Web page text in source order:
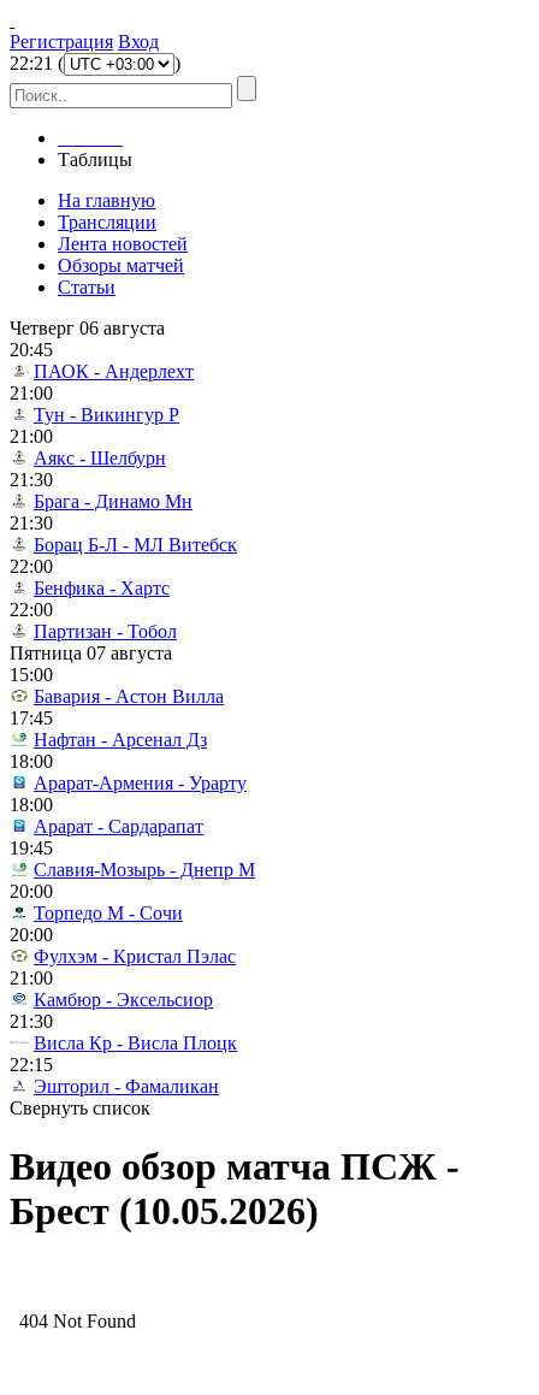
Регистрация Вход
22:21 ( )
Таблицы
На главную
Трансляции
Лента новостей
Обзоры матчей
Статьи
Четверг 06 августа
20:45
ПАОК - Андерлехт
21:00
Тун - Викингур Р
21:00
Аякс - Шелбурн
21:30
Брага - Динамо Мн
21:30
Борац Б-Л - МЛ Витебск
22:00
Бенфика - Хартс
22:00
Партизан - Тобол
Пятница 07 августа
15:00
Бавария - Астон Вилла
17:45
Нафтан - Арсенал Дз
18:00
Арарат-Армения - Урарту
18:00
Арарат - Сардарапат
19:45
Славия-Мозырь - Днепр М
20:00
Торпедо М - Сочи
20:00
Фулхэм - Кристал Пэлас
21:00
Камбюр - Эксельсиор
21:30
Висла Кр - Висла Плоцк
22:15
Эшторил - Фамаликан
Свернуть список
Видео обзор матча ПСЖ -
Брест (10.05.2026)